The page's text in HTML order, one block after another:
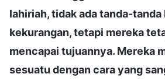
lahiriah, tidak ada tanda-tanda
kekurangan, tetapi mereka
mencapai tujuannya. Mereka
sesuatu dengan cara yang